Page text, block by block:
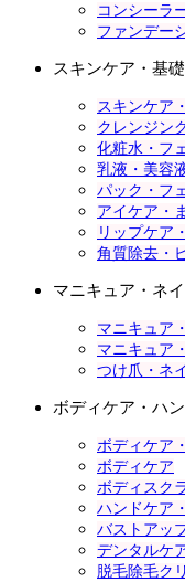
コンシーラ
ファンデー
スキンケア・基
スキンケア
クレンジン
化粧水・フ
乳液・美容
パック・フ
アイケア・
リップケア
角質除去・
マニキュア・ネ
マニキュア
マニキュア
つけ爪・ネ
ボディケア・ハ
ボディケア
ボディケア
ボディスク
ハンドケア
バストアッ
デンタルケ
脱毛除毛ク